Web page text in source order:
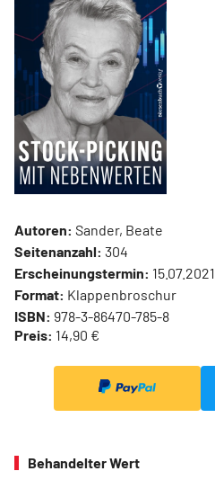
Autoren: Sander, Beate
Seitenanzahl: 304
Erscheinungstermin: 15.07.2021
Format: Klappenbroschur
ISBN: 978-3-86470-785-8
Preis: 14,90 €
Behandelter Wert